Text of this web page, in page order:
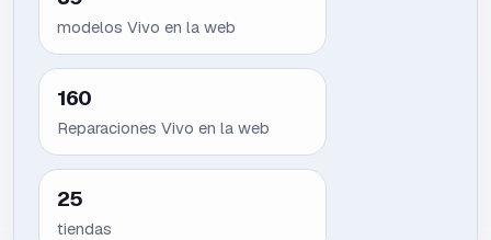
modelos Vivo en la web
160
Reparaciones Vivo en la web
25
tiendas